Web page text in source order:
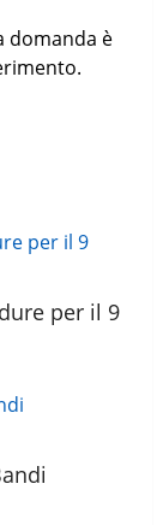
domanda è
per il 9